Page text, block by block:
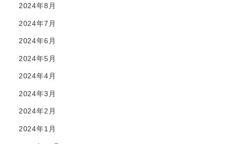
2024年8月
2024年7月
2024年6月
2024年5月
2024年4月
2024年3月
2024年2月
2024年1月